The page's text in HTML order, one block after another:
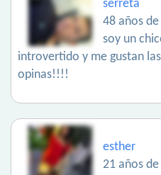
serreta
48 años
soy un
introvertido y me gustan
opinas!!!!
esther
21 años